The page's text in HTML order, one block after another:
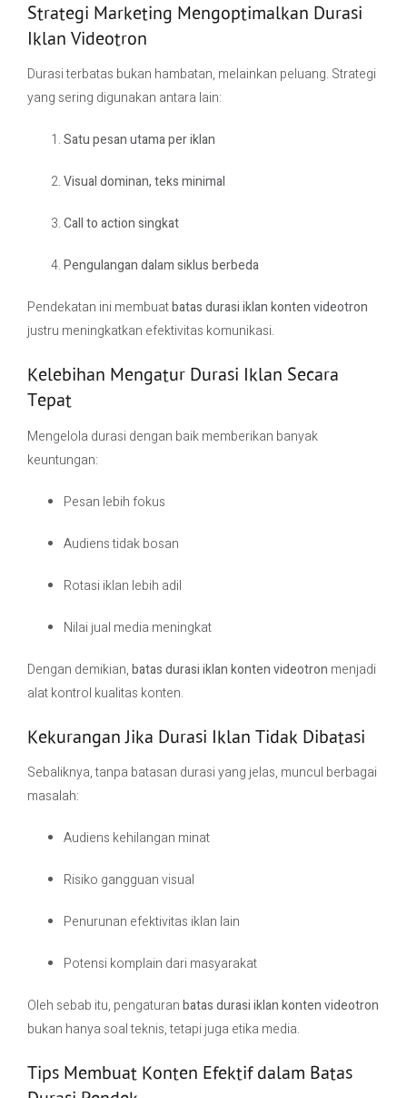
Strategi Marketing Mengoptimalkan Durasi
Iklan Videotron
Durasi terbatas bukan hambatan, melainkan peluang. Strategi
yang sering digunakan antara lain:
Satu pesan utama per iklan
Visual dominan, teks minimal
Call to action singkat
Pengulangan dalam siklus berbeda
Pendekatan ini membuatbatas durasi iklan konten videotron
justru meningkatkan efektivitas komunikasi.
Kelebihan Mengatur Durasi Iklan Secara
Tepat
Mengelola durasi dengan baik memberikan banyak
keuntungan:
Pesan lebih fokus
Audiens tidak bosan
Rotasi iklan lebih adil
Nilai jual media meningkat
Dengan demikian,batas durasi iklan konten videotron menjadi
alat kontrol kualitas konten.
Kekurangan Jika Durasi Iklan Tidak Dibatasi
Sebaliknya, tanpa batasan durasi yang jelas, muncul berbagai
masalah:
Audiens kehilangan minat
Risiko gangguan visual
Penurunan efektivitas iklan lain
Potensi komplain dari masyarakat
Oleh sebab itu, pengaturanbatas durasi iklan konten videotron
bukan hanya soal teknis, tetapi juga etika media.
Tips Membuat Konten Efektif dalam Batas